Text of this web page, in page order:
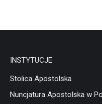
INSTYTUCJE
Stolica Apostolska
Nuncjatura Apostolska w